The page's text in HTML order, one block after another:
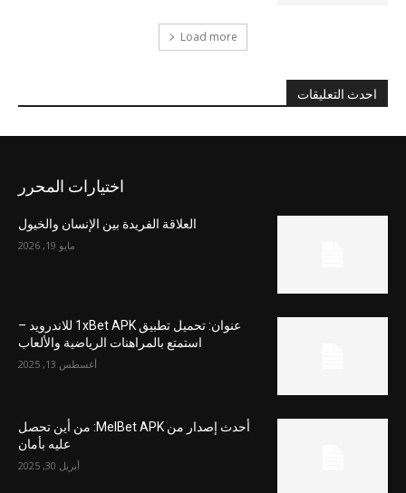
Load more
احدث التعليقات
اختيارات المحرر
العلاقة الفريدة بين الإنسان والخيول
مايو 19, 2026
عنوان: تحميل تطبيق 1xBet APK للاندرويد –
استمتع بالمراهنات الرياضية والألعاب
أغسطس 13, 2025
أحدث إصدار من MelBet APK: من أين تحصل
عليه بأمان
أبريل 30, 2025